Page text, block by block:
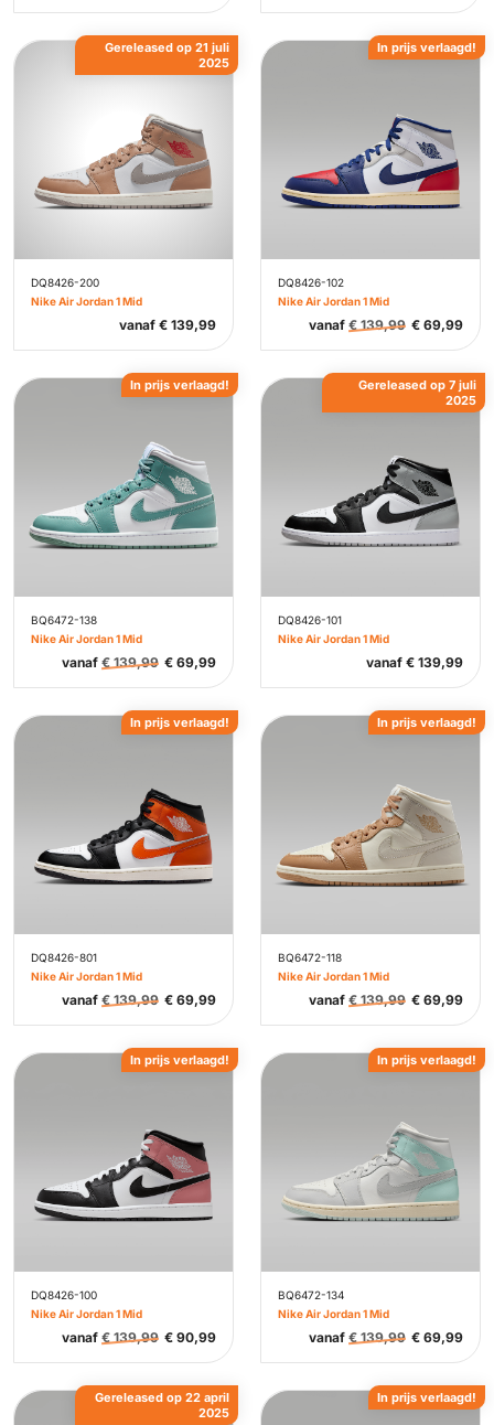
DQ8426-200
Nike Air Jordan 1 Mid
vanaf € 139,99
Gereleased op 21 juli
2025
DQ8426-102
Nike Air Jordan 1 Mid
vanaf €139,99 € 69,99
In prijs verlaagd!
BQ6472-138
Nike Air Jordan 1 Mid
vanaf €139,99 € 69,99
In prijs verlaagd!
DQ8426-101
Nike Air Jordan 1 Mid
vanaf € 139,99
Gereleased op 7 juli
2025
DQ8426-801
Nike Air Jordan 1 Mid
vanaf €139,99 € 69,99
In prijs verlaagd!
BQ6472-118
Nike Air Jordan 1 Mid
vanaf €139,99 € 69,99
In prijs verlaagd!
DQ8426-100
Nike Air Jordan 1 Mid
vanaf €139,99 € 90,99
In prijs verlaagd!
BQ6472-134
Nike Air Jordan 1 Mid
vanaf €139,99 € 69,99
In prijs verlaagd!
Gereleased op 22 april
2025
In prijs verlaagd!